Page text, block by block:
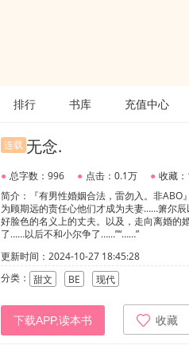
排行 书库 充值中心
连载 无念.
● 总字数：996 ● 点击：0.1万 ● 收藏：
简介：『有男性婚姻合法，雷勿入。非ABO
为顾期远的责任心他们才成为夫妻……箫尔
好脸色的名义上的丈夫。以及，走向离婚的
了……以后不和小尔争了……”“……”
更新时间：2024-10-27 18:45:28
分类： 甜文 BE 现代
下载APP,读本书 收藏